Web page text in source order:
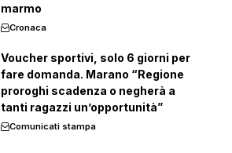
marmo
Cronaca
Voucher sportivi, solo 6 giorni per
fare domanda. Marano “Regione
proroghi scadenza o negherà a
tanti ragazzi un’opportunità”
Comunicati stampa